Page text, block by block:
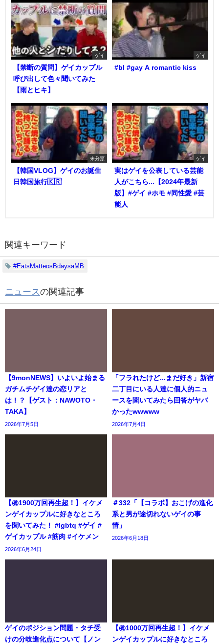
ゲイ
【禁断の質問】ゲイカップル
呼び出して色々聞いてみた
【雨とヒキ】
ゲイ
#bl #gay A romantic kiss
未分類
【韓国VLOG】ゲイのお誕生
日韓国旅行🇰🇷
ゲイ
実はゲイを公表している芸能
人がこちら...【2024年最新
版】#ゲイ #ホモ #同性愛 #芸
能人
関連キーワード
#EatsMatteosBdaysaMB
ニュースの関連記事
【9monNEWS】いよいよ始まる
ガチムチゲイ達の恋リアと
は！？【ゲスト：NAWOTO・
TAKA】
2026年7月5日
「フラれたけど...まだ好き」新宿
二丁目にいる人達に個人的ニュ
ースを聞いてみたら回答がヤバ
かったwwwww
2026年7月4日
【㊗️1900万回再生超！】イケメ
ンゲイカップルに好きなところ
を聞いてみた！ #lgbtq #ゲイ #
ゲイカップル #筋肉 #イケメン
2026年6月24日
＃332「【コラボ】おこげの進化
系と男が途切れないゲイの事
情」
2026年6月18日
ゲイのポジション問題・タチ受
けの分岐進化点について【ノン
【㊗️1000万回再生超！】イケメ
ンゲイカップルに好きなところ